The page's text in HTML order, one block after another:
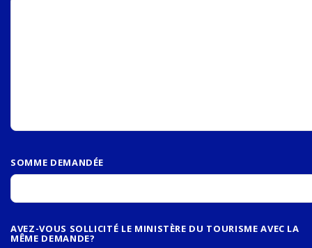
SOMME DEMANDÉE
AVEZ-VOUS SOLLICITÉ LE MINISTÈRE DU TOURISME AVEC LA
MÊME DEMANDE?